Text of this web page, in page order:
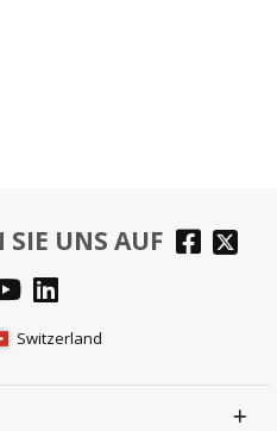
SIE UNS AUF
Switzerland